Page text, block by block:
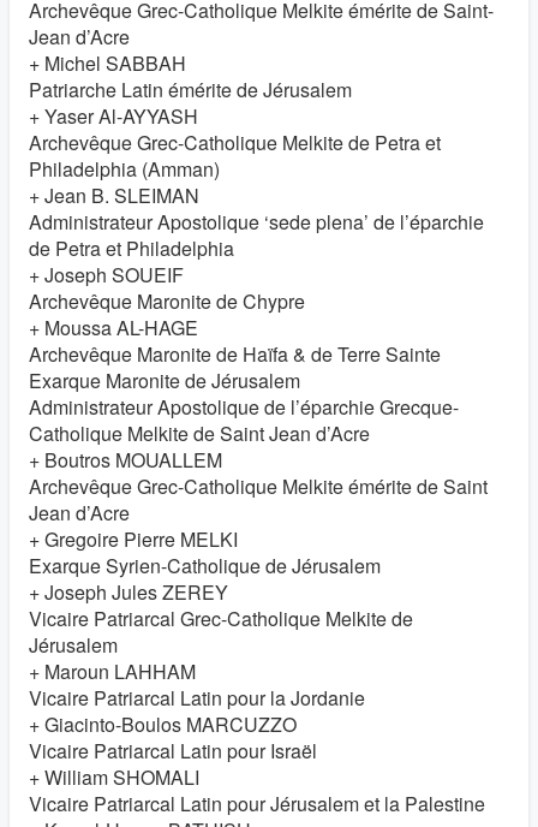
Archevêque Grec-Catholique Melkite émérite de Saint-
Jean d’Acre
+ Michel SABBAH
Patriarche Latin émérite de Jérusalem
+ Yaser Al-AYYASH
Archevêque Grec-Catholique Melkite de Petra et
Philadelphia (Amman)
+ Jean B. SLEIMAN
Administrateur Apostolique ‘sede plena’ de l’éparchie
de Petra et Philadelphia
+ Joseph SOUEIF
Archevêque Maronite de Chypre
+ Moussa AL-HAGE
Archevêque Maronite de Haïfa & de Terre Sainte
Exarque Maronite de Jérusalem
Administrateur Apostolique de l’éparchie Grecque-
Catholique Melkite de Saint Jean d’Acre
+ Boutros MOUALLEM
Archevêque Grec-Catholique Melkite émérite de Saint
Jean d’Acre
+ Gregoire Pierre MELKI
Exarque Syrien-Catholique de Jérusalem
+ Joseph Jules ZEREY
Vicaire Patriarcal Grec-Catholique Melkite de
Jérusalem
+ Maroun LAHHAM
Vicaire Patriarcal Latin pour la Jordanie
+ Giacinto-Boulos MARCUZZO
Vicaire Patriarcal Latin pour Israël
+ William SHOMALI
Vicaire Patriarcal Latin pour Jérusalem et la Palestine